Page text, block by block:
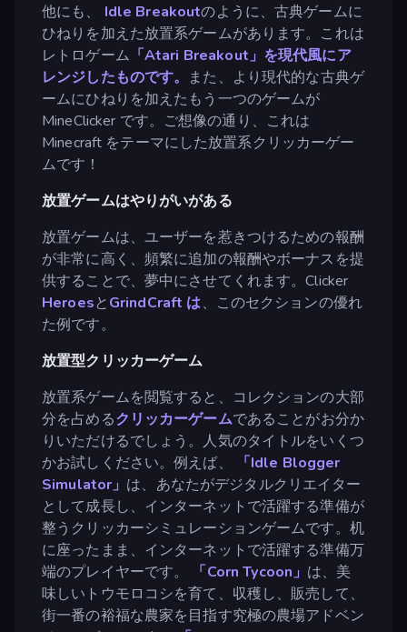
他にも、 Idle Breakoutのように、古典ゲームに
ひねりを加えた放置系ゲームがあります。これは
レトロゲーム 「Atari Breakout」を現代風にア
レンジしたものです。 また、より現代的な古典ゲ
ームにひねりを加えたもう一つのゲームが
MineClicker です。ご想像の通り、これは
Minecraft をテーマにした放置系クリッカーゲー
ムです！
放置ゲームはやりがいがある
放置ゲームは、ユーザーを惹きつけるための報酬
が非常に高く、頻繁に追加の報酬やボーナスを提
供することで、夢中にさせてくれます。Clicker
HeroesとGrindCraft は、このセクションの優れ
た例です。
放置型クリッカーゲーム
放置系ゲームを閲覧すると、コレクションの大部
分を占めるクリッカーゲームであることがお分か
りいただけるでしょう。人気のタイトルをいくつ
かお試しください。例えば、
「Idle Blogger
Simulator」 は、あなたがデジタルクリエイター
として成長し、インターネットで活躍する準備が
整うクリッカーシミュレーションゲームです。机
に座ったまま、インターネットで活躍する準備万
端のプレイヤーです。
「Corn Tycoon」 は、美
味しいトウモロコシを育て、収穫し、販売して、
街一番の裕福な農家を目指す究極の農場アドベン